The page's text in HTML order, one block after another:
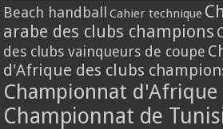
Beach handball Cahier technique
arabe des clubs champions
des clubs vainqueurs de coupe
d'Afrique des clubs
Championnat d'Afrique
Championnat de